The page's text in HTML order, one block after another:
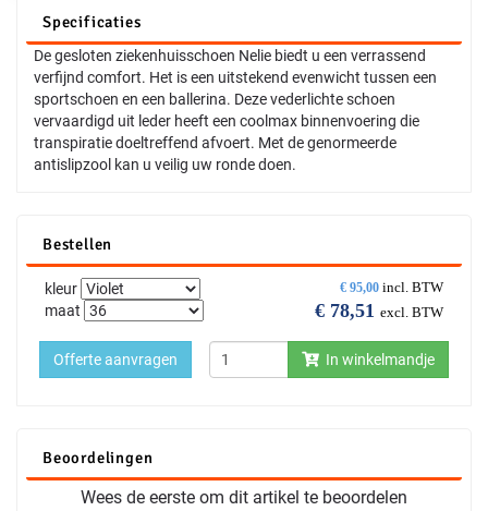
Specificaties
De gesloten ziekenhuisschoen Nelie biedt u een verrassend
verfijnd comfort. Het is een uitstekend evenwicht tussen een
sportschoen en een ballerina. Deze vederlichte schoen
vervaardigd uit leder heeft een coolmax binnenvoering die
transpiratie doeltreffend afvoert. Met de genormeerde
antislipzool kan u veilig uw ronde doen.
Bestellen
€ 95,00 incl. BTW
€ 78,51 excl. BTW
kleur
maat
In winkelmandje
Offerte aanvragen
Beoordelingen
Wees de eerste om dit artikel te beoordelen